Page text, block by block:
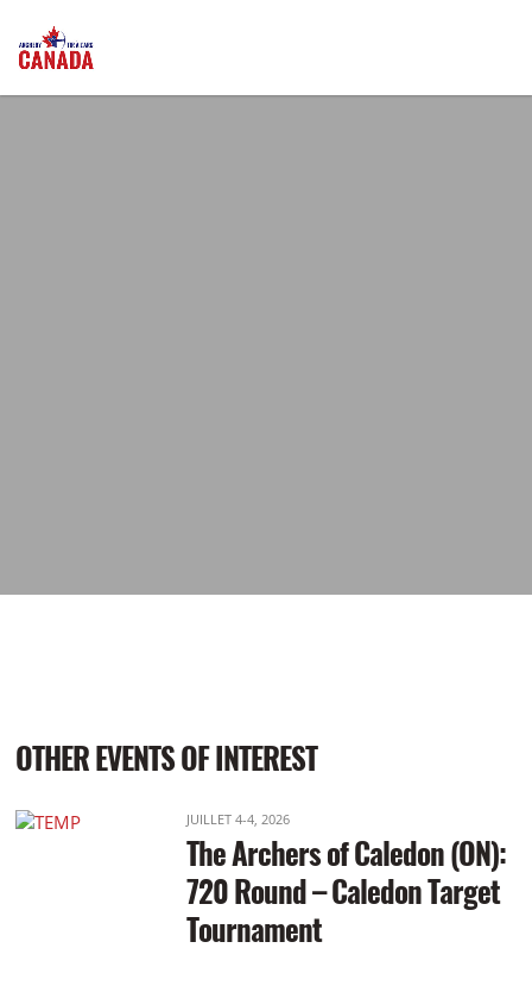
OTHER EVENTS OF INTEREST
JUILLET 4-4, 2026
The Archers of Caledon (ON):
720 Round – Caledon Target
Tournament